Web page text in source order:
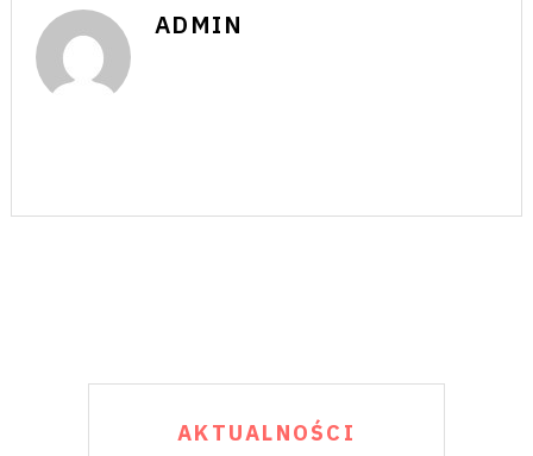
ADMIN
AKTUALNOŚCI